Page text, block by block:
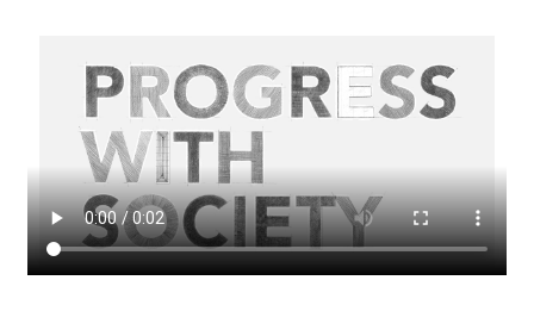
Corporate Branding
「事業再生rebranding事業」政策デザイン
提言POLICY PROPOSAL
中小企業庁
行政関連
「さあ、いい方の未来へ」プロジェクト
MS&ADインシュアランスグループホールディングス